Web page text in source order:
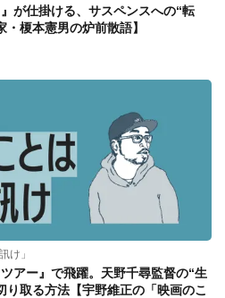
が仕掛ける、サスペンスへの“転
榎本憲男の炉前散語】
け」
アー』で飛躍。天野千尋監督の“生
り取る方法【宇野維正の「映画のこ